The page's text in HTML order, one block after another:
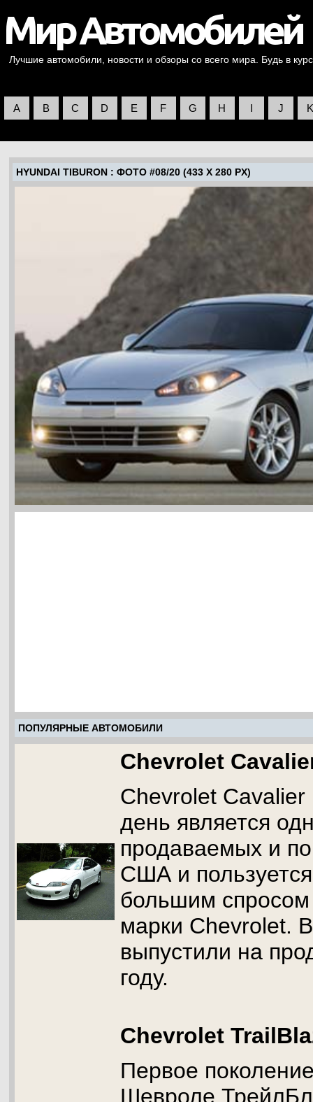
Лучшие автомобили, новости и обзоры со всего мира. Будь в
A B C D E F G H I J K
HYUNDAI TIBURON : ФОТО #08/20 (433 X 280 PX)
ПОПУЛЯРНЫЕ АВТОМОБИЛИ
Chevrolet
Chevrolet
день является
продаваемых и
США и
большим
марки Chevrolet.
выпустили на
году.
Chevrolet
Первое
Шевроле